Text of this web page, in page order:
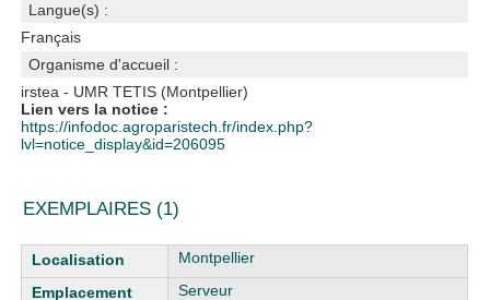
Langue(s) :
Français
Organisme d'accueil :
irstea - UMR TETIS (Montpellier)
Lien vers la notice :
https://infodoc.agroparistech.fr/index.php?
lvl=notice_display&id=206095
EXEMPLAIRES (1)
Liste des exemplaires
Montpellier
Serveur